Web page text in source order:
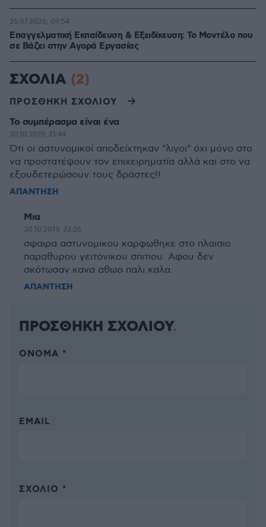
Επαγγελματική Εκπαίδευση & Εξειδίκευση: Το Mοντέλο που
σε Bάζει στην Aγορά Eργασίας
26.07.2026, 09:54
ΣΧΟΛΙΑ (2)
ΠΡΟΣΘΗΚΗ ΣΧΟΛΙΟΥ
Το συμπέρασμα είναι ένα
30.10.2019, 21:44
Ότι οι αστυνομικοί αποδείχτηκαν "λιγοι" όχι μόνο στο
να προστατέψουν τον επιχειρηματία αλλά και στο να
εξουδετερώσουν τους δράστες!!
ΑΠΑΝΤΗΣΗ
Μια
30.10.2019, 23:26
σφαιρα αστυνομικου καρφωθηκε στο πλαισιο
παραθυρου γειτονικου σπιτιου. Αφου δεν
σκότωσαν κανα αθωο παλι καλα.
ΑΠΑΝΤΗΣΗ
ΠΡΟΣΘΗΚΗ ΣΧΟΛΙΟΥ
ΌΝΟΜΑ *
EMAIL
ΣΧΌΛΙΟ *